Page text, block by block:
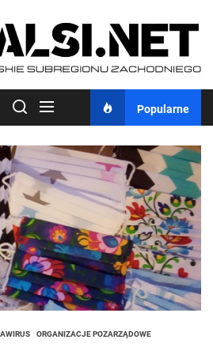
Popularne
ORGANIZACJE POZARZĄDOWE